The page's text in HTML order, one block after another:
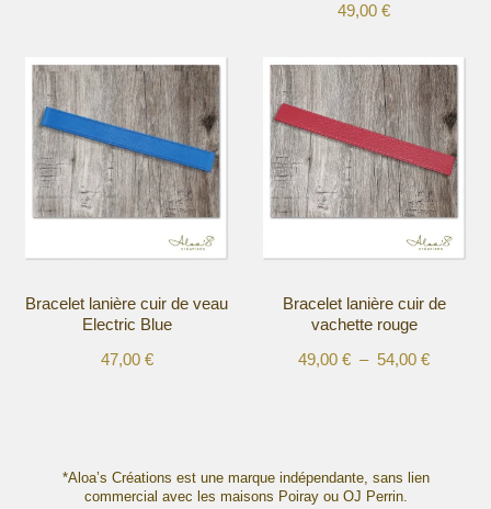
plusieurs
variations.
Les
options
peuvent
être
sur
page
49,00€
plusieurs
variations.
Les
options
peuvent
être
sur
page
produit
Bracelet lanière cuir de veau
Electric Blue
47,00 €
variations.
Bracelet lanière cuir de
vachette rouge
49,00€ – 54,00€Plage
54,00 €
variations.
Les
*Aloa’s Créations est une marque indépendante, sans lien
commercial avec les maisons Poiray ou OJ Perrin.